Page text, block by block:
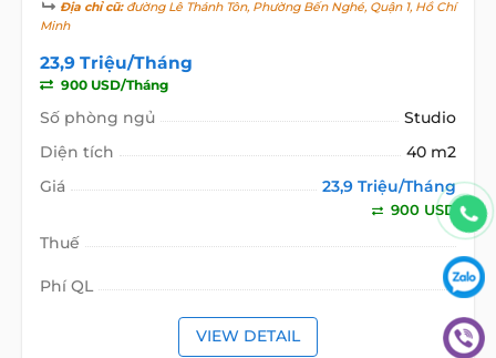
Địa chỉ cũ:đường Lê Thánh Tôn, Phường Bến Nghé, Quận 1, Hồ Chí
Minh
23,9 Triệu/Tháng
900 USD/Tháng
Số phòng ngủ
Studio
Diện tích
40 m2
Giá
23,9 Triệu/Tháng
900 USD
Thuế
Phí QL
VIEW DETAIL